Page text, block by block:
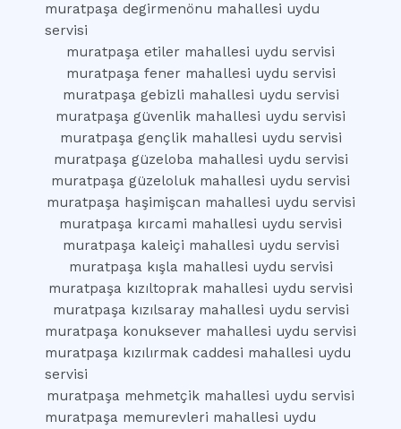
muratpaşa degirmenönu mahallesi uydu
servisi
muratpaşa etiler mahallesi uydu servisi
muratpaşa fener mahallesi uydu servisi
muratpaşa gebizli mahallesi uydu servisi
muratpaşa güvenlik mahallesi uydu servisi
muratpaşa gençlik mahallesi uydu servisi
muratpaşa güzeloba mahallesi uydu servisi
muratpaşa güzeloluk mahallesi uydu servisi
muratpaşa haşimişcan mahallesi uydu servisi
muratpaşa kırcami mahallesi uydu servisi
muratpaşa kaleiçi mahallesi uydu servisi
muratpaşa kışla mahallesi uydu servisi
muratpaşa kızıltoprak mahallesi uydu servisi
muratpaşa kızılsaray mahallesi uydu servisi
muratpaşa konuksever mahallesi uydu servisi
muratpaşa kızılırmak caddesi mahallesi uydu
servisi
muratpaşa mehmetçik mahallesi uydu servisi
muratpaşa memurevleri mahallesi uydu